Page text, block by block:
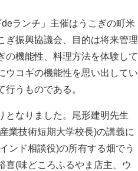
ランチ」主催はうこぎの町米
ぎ振興協議会、目的は将来管理
の機能性、料理方法を体験して
ウコギの機能性を思い出してい
うものである。
なりました。尾形建明先生
業技術短期大学校長)の講義に
ンド相談役)の所有する畑でう
喜(味どころふるやま店主、ウ